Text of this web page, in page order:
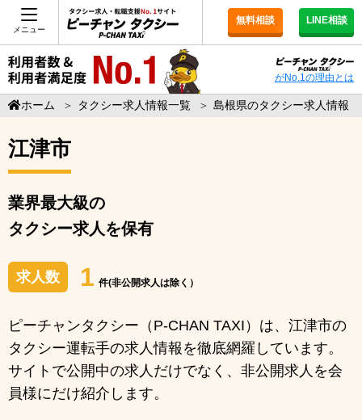
メニュー
無料相談 LINE相談
がNo.1の理由とは
ホーム ＞ タクシー求人情報一覧 ＞ 島根県のタクシー求人情報
江津市
業界最大級の
タクシー求人を保有
求人数 1 件(非公開求人は除く）
ピーチャンタクシー（P-CHAN TAXI）は、江津市の
タクシー運転手の求人情報を徹底網羅しています。
サイトで公開中の求人だけでなく、非公開求人を会
員様にだけ紹介します。